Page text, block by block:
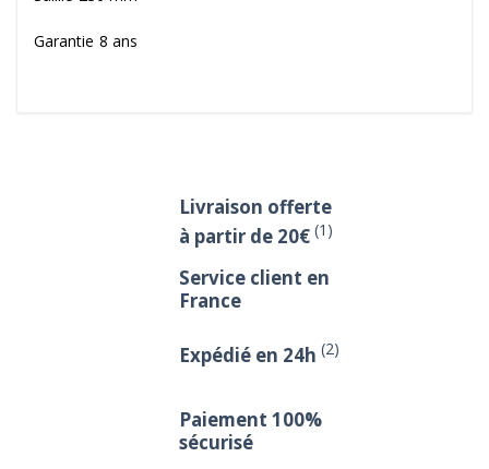
Garantie 8 ans
Livraison offerte
à partir de 20€ (1)
Service client en
France
Expédié en 24h (2)
Paiement 100%
sécurisé